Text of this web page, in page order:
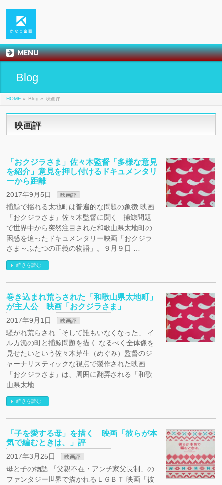
MENU
Blog
HOME » Blog » 映画評
映画評
「おクジラさま」佐々木監督「多様な意見
を紹介」意見を押し付けるドキュメンタリ
ーから距離
2017年9月5日 映画評
捕鯨で揺れる太地町は普遍的な問題の象徴 映画
「おクジラさま」佐々木監督に聞く 捕鯨問題
で世界中から突然注目された和歌山県太地町の
困惑を追ったドキュメンタリー映画「おクジラ
さま～ふたつの正義の物語」。９月９日 …
続きを読む
巻き込まれ荒らされた「和歌山県太地町」
が主人公 映画「おクジラさま」
2017年9月1日 映画評
騒がれ荒らされ「そして誰もいなくなった」 イ
ルカ漁の町と捕鯨問題を描く なるべく全体像を
見せたいという佐々木芽生（めぐみ）監督のジ
ャーナリスティックな視点で製作された映画
「おクジラさま」は、周囲に翻弄される「和歌
山県太地 …
続きを読む
「子を愛する母」を描く 映画「彼らが本
気で編むときは、」評
2017年3月25日 映画評
母と子の物語 「父親不在・アンチ家父長制」の
ファンタジー世界で描かれるＬＧＢＴ 映画「彼